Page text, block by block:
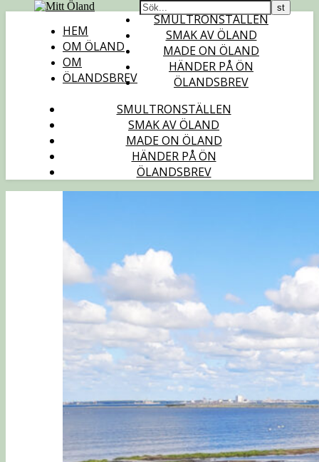
HEM
OM ÖLAND
OM
ÖLANDSBREV
SMULTRONSTÄLLEN
SMAK AV ÖLAND
MADE ON ÖLAND
HÄNDER PÅ ÖN
ÖLANDSBREV
SMULTRONSTÄLLEN
SMAK AV ÖLAND
MADE ON ÖLAND
HÄNDER PÅ ÖN
ÖLANDSBREV